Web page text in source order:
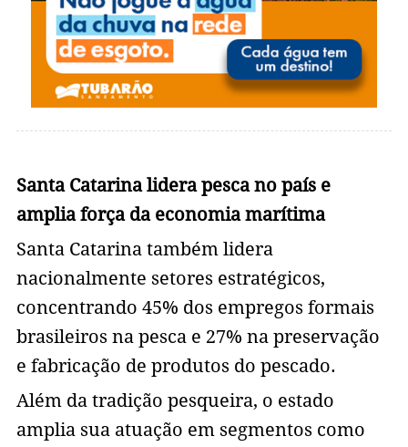
Santa Catarina lidera pesca no país e
amplia força da economia marítima
Santa Catarina também lidera
nacionalmente setores estratégicos,
concentrando 45% dos empregos formais
brasileiros na pesca e 27% na preservação
e fabricação de produtos do pescado.
Além da tradição pesqueira, o estado
amplia sua atuação em segmentos como